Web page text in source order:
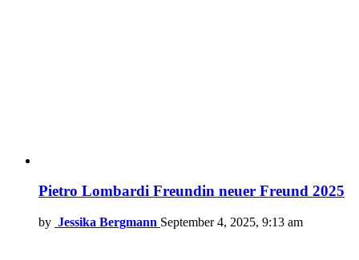
Pietro Lombardi Freundin neuer Freund 2025
by Jessika Bergmann September 4, 2025, 9:13 am